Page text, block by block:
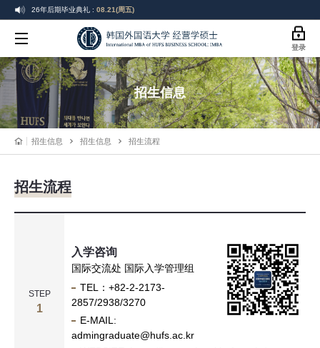
26年后期毕业典礼 : 08.21(周五)
09.01(周二)
08.19(周三) ~ 08.21(周五)
26-2学期选课变更 : 09.01(周二) ~ 09.07(周一)
26-2学期学费缴纳: 08.19(周三) ~ 08.25(周二)
26年后期毕业典礼 :08.21(周五)
韩
国
外
国
语
学
商
学
院
I
登录
招生信息
招生信息 招生信息 招生流程
招生流程
STEP
1
入学咨询
国际交流处 国际入学管理组
TEL：+82-2-2173-
2857/2938/3270
E-MAIL:
admingraduate@hufs.ac.kr